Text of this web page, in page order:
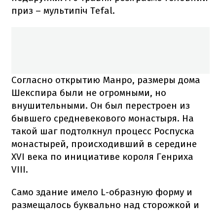
приз – мультипіч Tefal.
Согласно открытию Манро, размеры дома
Шекспира были не огромными, но
внушительными. Он был перестроен из
бывшего средневекового монастыря. На
такой шаг подтолкнул процесс Роспуска
монастырей, происходивший в середине
XVI века по инициативе короля Генриха
VIII.
Само здание имело L-образную форму и
размещалось буквально над сторожкой и